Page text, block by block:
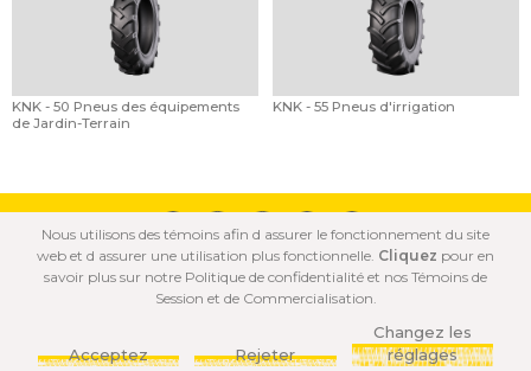
KNK - 50 Pneus des équipements
de Jardin-Terrain
KNK - 55 Pneus d'irrigation
© 2020 ÖZKA Tous droits réservés.
POLITIQUE DE
Nous utilisons des témoins afin d assurer le fonctionnement du site
web et d assurer une utilisation plus fonctionnelle. Cliquez pour en
savoir plus sur notre Politique de confidentialité et nos Témoins de
Session et de Commercialisation.
Acceptez Rejeter
Changez les
réglages